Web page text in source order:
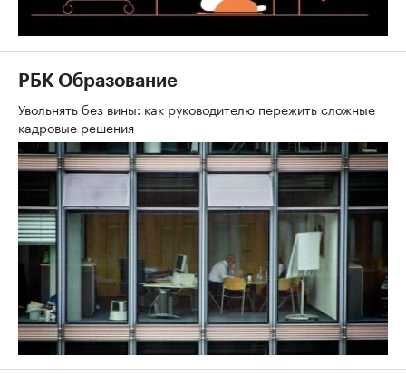
РБК Образование
Увольнять без вины: как руководителю пережить сложные
кадровые решения